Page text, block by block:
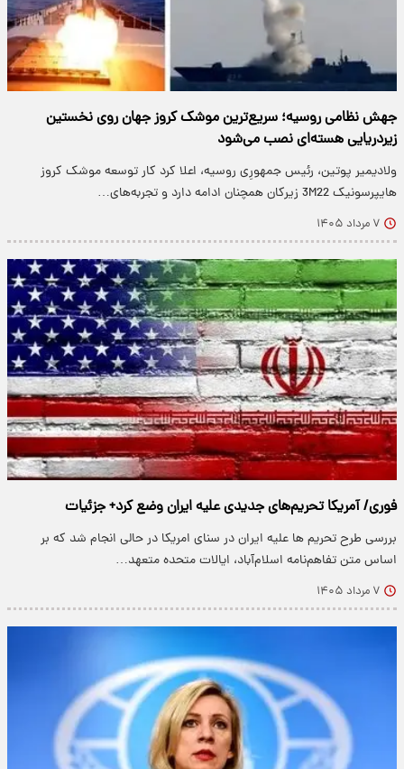
جهش نظامی روسیه؛ سریع‌ترین موشک کروز جهان روی نخستین
زیردریایی هسته‌ای نصب می‌شود
ولادیمیر پوتین، رئیس جمهورِی روسیه، اعلا کرد کار توسعه موشک کروز
هایپرسونیک 3M22 زیرکان همچنان ادامه دارد و تجربه‌های…
۷ مرداد ۱۴۰۵
فوری/ آمریکا تحریم‌های جدیدی علیه ایران وضع کرد+ جزئیات
بررسی طرح تحریم ها علیه ایران در سنای امریکا در حالی انجام شد که بر
اساس متن تفاهم‌نامه اسلام‌آباد، ایالات متحده متعهد…
۷ مرداد ۱۴۰۵